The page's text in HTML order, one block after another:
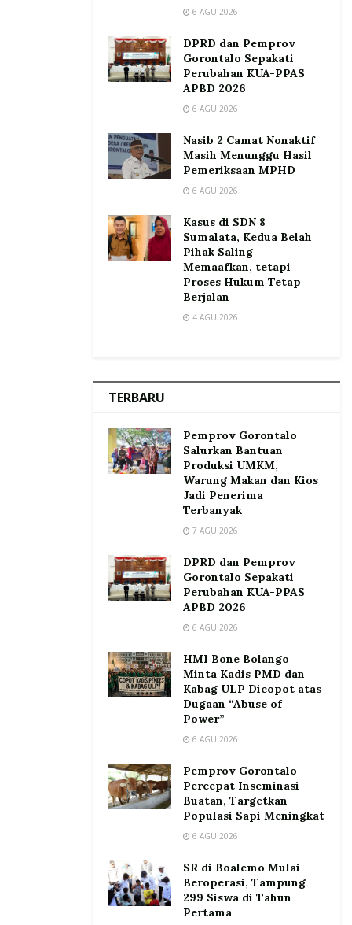
6 AGU 2026
DPRD dan Pemprov
Gorontalo Sepakati
Perubahan KUA-PPAS
APBD 2026
6 AGU 2026
Nasib 2 Camat Nonaktif
Masih Menunggu Hasil
Pemeriksaan MPHD
6 AGU 2026
Kasus di SDN 8
Sumalata, Kedua Belah
Pihak Saling
Memaafkan, tetapi
Proses Hukum Tetap
Berjalan
4 AGU 2026
TERBARU
Pemprov Gorontalo
Salurkan Bantuan
Produksi UMKM,
Warung Makan dan Kios
Jadi Penerima
Terbanyak
7 AGU 2026
DPRD dan Pemprov
Gorontalo Sepakati
Perubahan KUA-PPAS
APBD 2026
6 AGU 2026
HMI Bone Bolango
Minta Kadis PMD dan
Kabag ULP Dicopot atas
Dugaan “Abuse of
Power”
6 AGU 2026
Pemprov Gorontalo
Percepat Inseminasi
Buatan, Targetkan
Populasi Sapi Meningkat
6 AGU 2026
SR di Boalemo Mulai
Beroperasi, Tampung
299 Siswa di Tahun
Pertama